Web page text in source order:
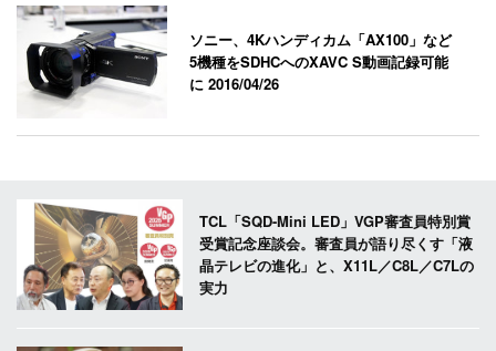
ソニー、4Kハンディカム「AX100」など
5機種をSDHCへのXAVC S動画記録可能
に2016/04/26
TCL「SQD-Mini LED」VGP審査員特別賞
受賞記念座談会。審査員が語り尽くす「液
晶テレビの進化」と、X11L／C8L／C7Lの
実力